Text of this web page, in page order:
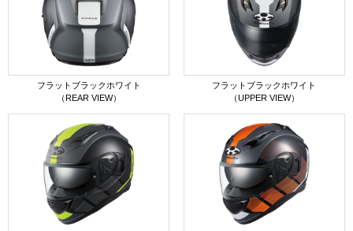
フラットブラックホワイト
（REAR VIEW）
フラットブラックホワイト
（UPPER VIEW）